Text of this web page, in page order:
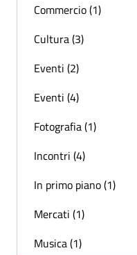
Commercio (1)
Cultura (3)
Eventi (2)
Eventi (4)
Fotografia (1)
Incontri (4)
In primo piano (1)
Mercati (1)
Musica (1)